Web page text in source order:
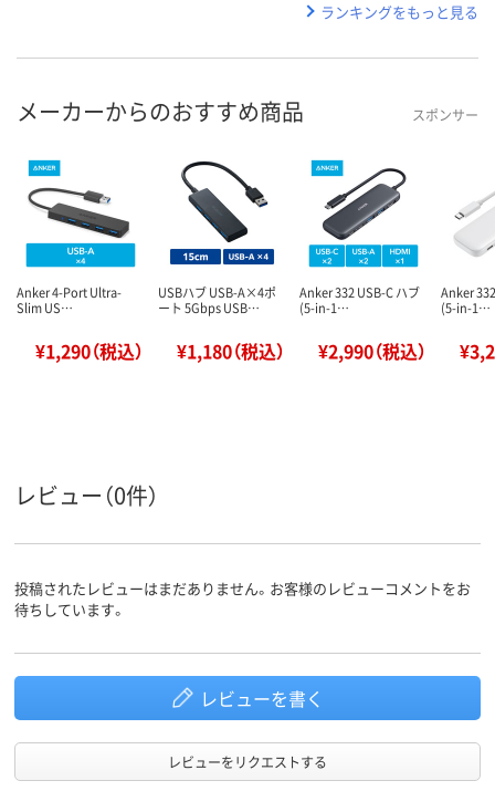
ランキングをもっと見る
メーカーからのおすすめ商品 スポンサー
Anker 4-Port Ultra-
Slim US…
¥1,290（税込）
USBハブ USB-A×4ポ
ート 5Gbps USB…
¥1,180（税込）
Anker 332 USB-C ハブ
(5-in-1…
¥2,990（税込）
Anker
(5-in-1…
レビュー（0件）
投稿されたレビューはまだありません。お客様のレビューコメントをお
待ちしています。
レビューを書く
レビューをリクエストする